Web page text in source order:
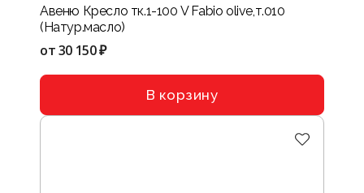
Авеню Кресло тк.1-100 V Fabio olive,т.010
(Натур.масло)
от30 150 ₽
В корзину